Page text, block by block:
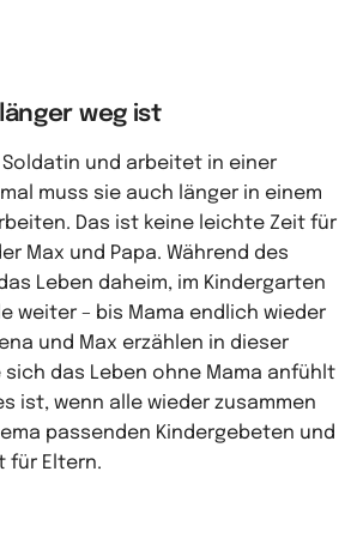
weg ist
Soldatin und arbeitet in einer
muss sie auch länger in einem
Das ist keine leichte Zeit für
Max und Papa. Während des
Leben daheim, im Kindergarten
weiter – bis Mama endlich wieder
und Max erzählen in dieser
das Leben ohne Mama anfühlt
ist, wenn alle wieder zusammen
passenden Kindergebeten und
für Eltern.